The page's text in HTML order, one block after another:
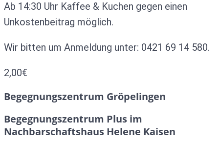
Ab 14:30 Uhr Kaffee & Kuchen gegen einen
Unkostenbeitrag möglich.
Wir bitten um Anmeldung unter: 0421 69 14 580.
2,00€
Begegnungszentrum Gröpelingen
Begegnungszentrum Plus im
Nachbarschaftshaus Helene Kaisen